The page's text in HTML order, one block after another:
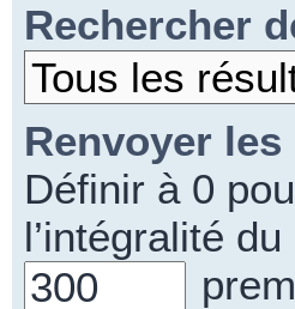
Rechercher
Renvoyer les
Définir à 0
l’intégralité